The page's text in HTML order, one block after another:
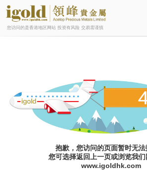
您访问的是香港地区网站 投资有风险 交易需谨慎
抱歉，您访问的页面暂时无法
您可选择返回上一页或浏览我
www.igoldhk.com